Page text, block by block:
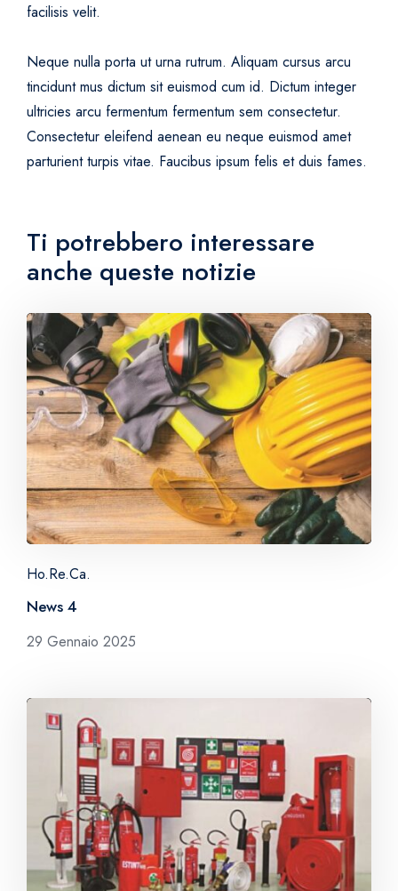
facilisis velit.
Neque nulla porta ut urna rutrum. Aliquam cursus arcu
tincidunt mus dictum sit euismod cum id. Dictum integer
ultricies arcu fermentum fermentum sem consectetur.
Consectetur eleifend aenean eu neque euismod amet
parturient turpis vitae. Faucibus ipsum felis et duis fames.
Ti potrebbero interessare
anche queste notizie
Ho.Re.Ca.
News 4
29 Gennaio 2025